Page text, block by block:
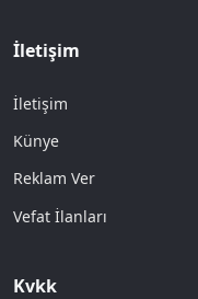
İletişim
İletişim
Künye
Reklam Ver
Vefat İlanları
Kvkk